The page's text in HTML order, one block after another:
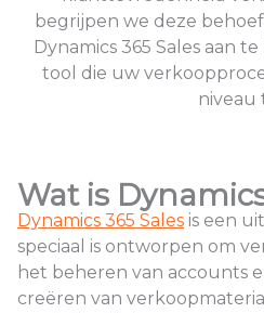
begrijpen we deze
Dynamics 365 Sales aan
tool die uw
niveau
Wat is
Dynamics 365 Sales is een
speciaal is ontworpen om
het beheren van accounts
creëren van